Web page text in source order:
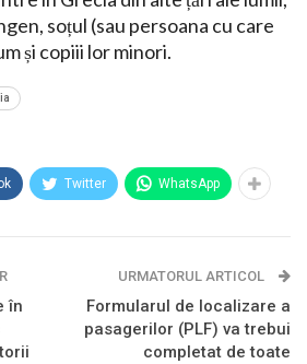
soțul (sau persoana cu care
și copiii lor minori.
Twitter WhatsApp
în
URMATORUL ARTICOL
Formularul de localizare a
pasagerilor (PLF) va trebui
completat de toate